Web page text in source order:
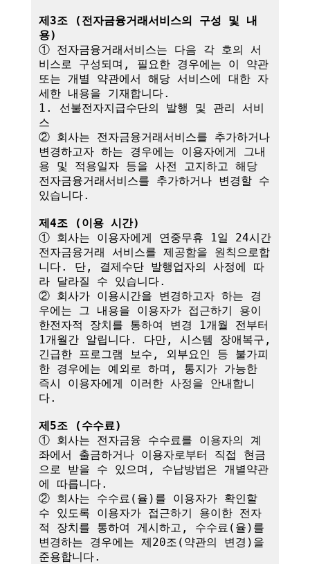
제3조 (전자금융거래서비스의 구성 및 내
용)
① 전자금융거래서비스는 다음 각 호의 서
비스로 구성되며, 필요한 경우에는 이 약관
또는 개별 약관에서 해당 서비스에 대한 자
세한 내용을 기재합니다.
1. 선불전자지급수단의 발행 및 관리 서비
스
② 회사는 전자금융거래서비스를 추가하거나
변경하고자 하는 경우에는 이용자에게 그내
용 및 적용일자 등을 사전 고지하고 해당
전자금융거래서비스를 추가하거나 변경할 수
있습니다.
제4조 (이용 시간)
① 회사는 이용자에게 연중무휴 1일 24시간
전자금융거래 서비스를 제공함을 원칙으로합
니다. 단, 결제수단 발행업자의 사정에 따
라 달라질 수 있습니다.
② 회사가 이용시간을 변경하고자 하는 경
우에는 그 내용을 이용자가 접근하기 용이
한전자적 장치를 통하여 변경 1개월 전부터
1개월간 알립니다. 다만, 시스템 장애복구,
긴급한 프로그램 보수, 외부요인 등 불가피
한 경우에는 예외로 하며, 통지가 가능한
즉시 이용자에게 이러한 사정을 안내합니
다.
제5조 (수수료)
① 회사는 전자금융 수수료를 이용자의 계
좌에서 출금하거나 이용자로부터 직접 현금
으로 받을 수 있으며, 수납방법은 개별약관
에 따릅니다.
② 회사는 수수료(율)를 이용자가 확인할
수 있도록 이용자가 접근하기 용이한 전자
적 장치를 통하여 게시하고, 수수료(율)를
변경하는 경우에는 제20조(약관의 변경)을
준용합니다.